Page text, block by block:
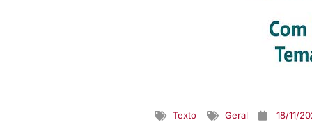
Texto Geral 18/11/